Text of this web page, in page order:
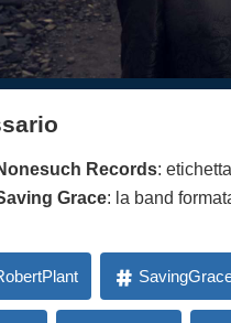
Records:
Grace: la band